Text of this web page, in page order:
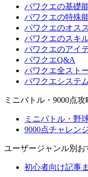
パワクエの基礎
パワクエの特殊
パワクエのオス
パワクエのスキ
パワクエのアイ
パワクエQ&A
パワクエ全スト
パワクエシステ
ミニバトル・9000点攻
ミニバトル・野
9000点チャレン
ユーザージャンル別
初心者向け記事